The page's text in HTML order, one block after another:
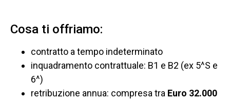
Cosa ti offriamo:
contratto a tempo indeterminato
inquadramento contrattuale: B1 e B2 (ex 5^S e
6^)
retribuzione annua: compresa tra Euro 32.000